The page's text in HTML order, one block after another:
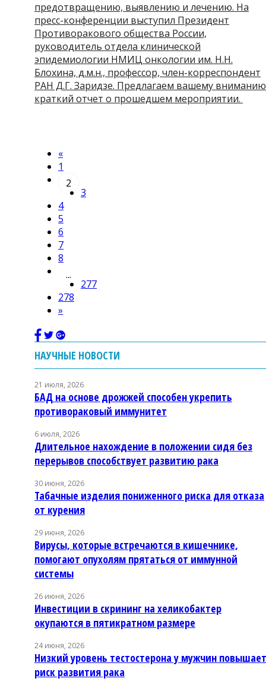
предотвращению, выявлению и лечению. На
пресс-конференции выступил Президент
Противоракового общества России,
руководитель отдела клинической
эпидемиологии НМИЦ онкологии им. Н.Н.
Блохина, д.м.н., профессор, член-корреспондент
РАН Д.Г. Заридзе. Предлагаем вашему вниманию
краткий отчет о прошедшем мероприятии.
«
1
2
3
4
5
6
7
8
...
277
278
»
НАУЧНЫЕ НОВОСТИ
21 июля, 2026
БАД на основе дрожжей способен укрепить
противораковый иммунитет
6 июля, 2026
Длительное нахождение в положении сидя без
перерывов способствует развитию рака
30 июня, 2026
Табачные изделия пониженного риска для отказа
от курения
29 июня, 2026
Вирусы, которые встречаются в кишечнике,
помогают опухолям прятаться от иммунной
системы
26 июня, 2026
Инвестиции в скрининг на хеликобактер
окупаются в пятикратном размере
24 июня, 2026
Низкий уровень тестостерона у мужчин повышает
риск развития рака